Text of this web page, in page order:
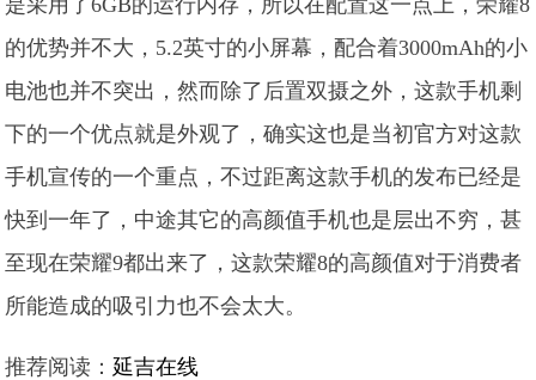
是采用了6GB的运行内存，所以在配置这一点上，荣耀8
的优势并不大，5.2英寸的小屏幕，配合着3000mAh的小
电池也并不突出，然而除了后置双摄之外，这款手机剩
下的一个优点就是外观了，确实这也是当初官方对这款
手机宣传的一个重点，不过距离这款手机的发布已经是
快到一年了，中途其它的高颜值手机也是层出不穷，甚
至现在荣耀9都出来了，这款荣耀8的高颜值对于消费者
所能造成的吸引力也不会太大。
推荐阅读： 延吉在线